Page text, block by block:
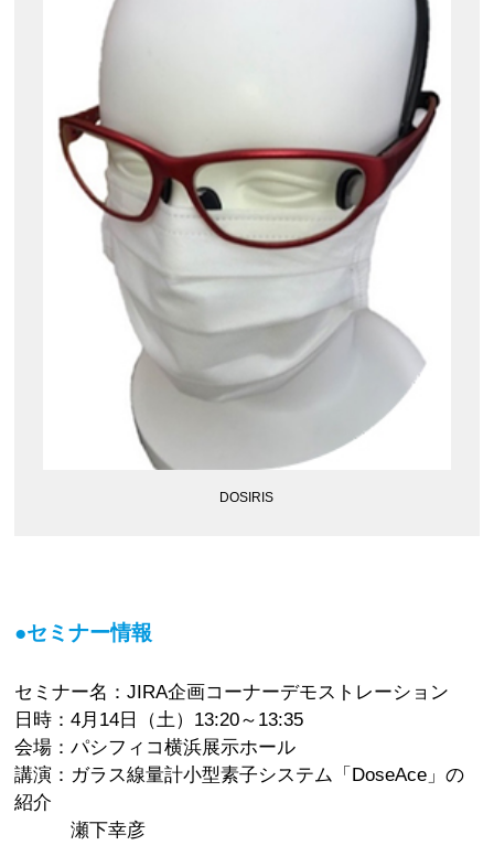
DOSIRIS
●セミナー情報
セミナー名：JIRA企画コーナーデモストレーション
日時：4月14日（土）13:20～13:35
会場：パシフィコ横浜展示ホール
講演：ガラス線量計小型素子システム「DoseAce」の
紹介
瀬下幸彦